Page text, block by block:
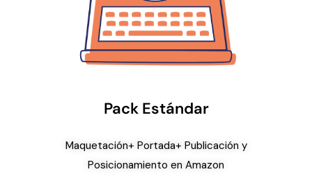
Pack Estándar
Maquetación+ Portada+ Publicación y
Posicionamiento en Amazon